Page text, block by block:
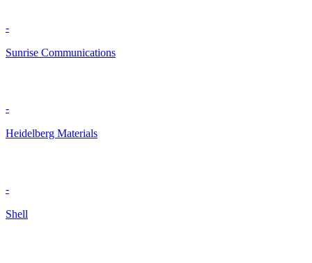
-
Sunrise Communications
-
Heidelberg Materials
-
Shell